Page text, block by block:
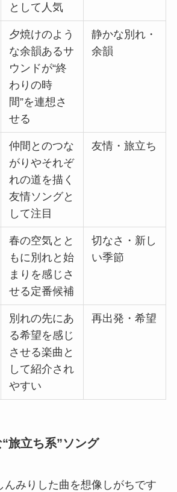
として人気
夕焼けのよう
な余韻あるサ
ウンドが“終
わりの時
間”を連想さ
せる
静かな別れ・
余韻
仲間とのつな
がりやそれぞ
れの道を描く
友情ソングと
して注目
友情・旅立ち
春の空気とと
もに別れと始
まりを感じさ
せる定番候補
切なさ・新し
い季節
別れの先にあ
る希望を感じ
させる楽曲と
して紹介され
やすい
再出発・希望
旅立ち系”ソング
んみりした曲を想像しがちです